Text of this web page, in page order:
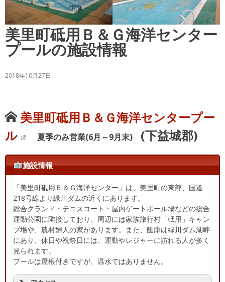
美里町砥用Ｂ＆Ｇ海洋センター
プールの施設情報
2018年10月27日
美里町砥用Ｂ＆Ｇ海洋センタープー
ル
夏季のみ営業(6月～9月末) (下益城郡)
施設情報
「美里町砥用Ｂ＆Ｇ海洋センター」は、美里町の東部、国道
218号線より緑川ダムの近くにあります。
総合グランド・テニスコート・屋内ゲートボール場などの総合
運動公園に隣接しており、周辺には家族旅行村「砥用」キャン
プ場や、農村婦人の家があります。また、艇庫は緑川ダム湖畔
にあり、休日や祝祭日には、運動やレジャーに訪れる人が多く
見られます。
プールは屋根付きですが、温水ではありません。